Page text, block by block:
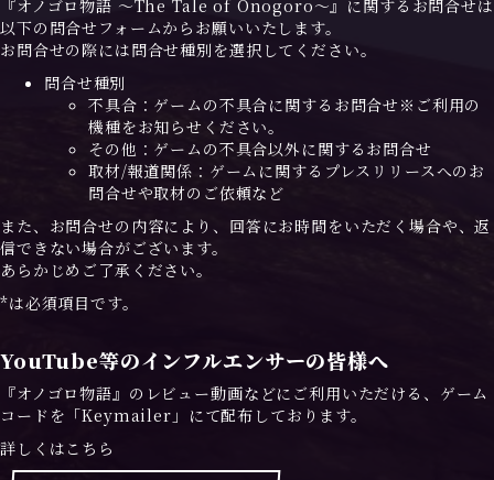
t
『オノゴロ物語 ～The Tale of Onogoro～』に関するお問合せは
以下の問合せフォームからお願いいたします。
お問合せの際には問合せ種別を選択してください。
問合せ種別
不具合：ゲームの不具合に関するお問合せ※ご利用の
機種をお知らせください。
その他：ゲームの不具合以外に関するお問合せ
取材/報道関係：ゲームに関するプレスリリースへのお
問合せや取材のご依頼など
また、お問合せの内容により、回答にお時間をいただく場合や、返
信できない場合がございます。
あらかじめご了承ください。
*は必須項目です。
YouTube等のインフルエンサーの皆様へ
『オノゴロ物語』のレビュー動画などにご利用いただける、ゲーム
コードを「Keymailer」にて配布しております。
詳しくはこちら